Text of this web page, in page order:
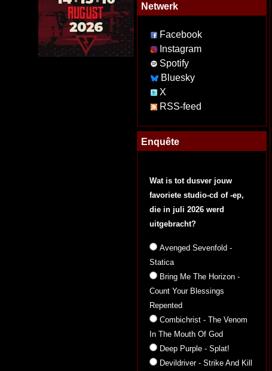
Netwerk
Facebook
Instagram
Spotify
Bluesky
X
RSS-feed
Enquête
Wat is tot dusver jouw
favoriete studio-cd of -ep,
die in juli 2026 werd
uitgebracht?
Avenged Sevenfold -
Statica
Bring Me The Horizon -
Count Your Blessings
Repented
Combichrist - The Venom
In The Mouth Of God
Deep Purple - Splat!
Devildriver - Strike And Kill